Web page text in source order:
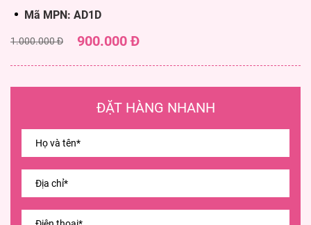
Mã MPN: AD1D
1.000.000 Đ 900.000 Đ
ĐẶT HÀNG NHANH